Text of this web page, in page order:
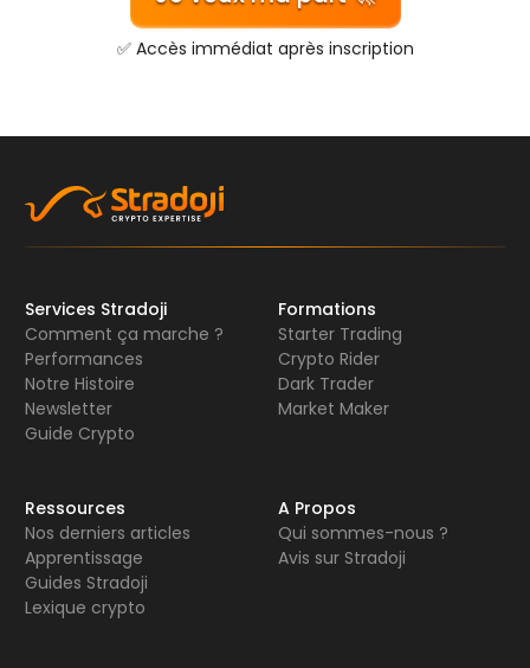
✅ Accès immédiat après inscription
Services Stradoji
Comment ça marche ?
Performances
Notre Histoire
Newsletter
Guide Crypto
Formations
Starter Trading
Crypto Rider
Dark Trader
Market Maker
Ressources
Nos derniers articles
Apprentissage
Guides Stradoji
Lexique crypto
A Propos
Qui sommes-nous ?
Avis sur Stradoji